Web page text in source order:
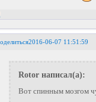
2016-06-07 11:51:59
Rotor написал(а):
Вот спинным мозгом